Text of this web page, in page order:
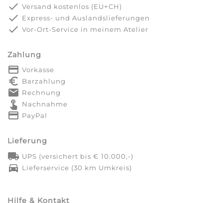
done Versand kostenlos (EU+CH)
done Express- und Auslandslieferungen
done Vor-Ort-Service in meinem Atelier
Zahlung
payment Vorkasse
euro_symbol Barzahlung
markunread Rechnung
touch_app Nachnahme
credit_card PayPal
Lieferung
local_shipping UPS (versichert bis € 10.000,-)
directions_car Lieferservice (30 km Umkreis)
Hilfe & Kontakt